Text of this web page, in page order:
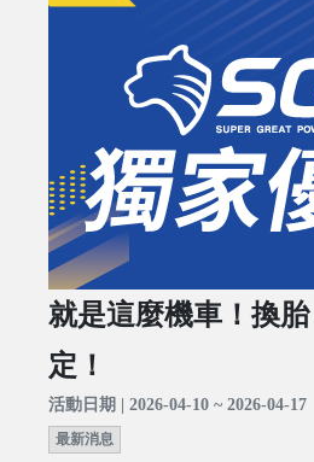
就是這麼機車！換
定！
活動日期 | 2026-04-10 ~ 2026-04-17
最新消息